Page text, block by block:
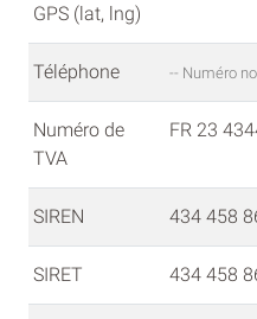
GPS (lat, lng)
Téléphone -- Numéro
Numéro de
TVA
FR 23
SIREN 434 458
SIRET 434 458